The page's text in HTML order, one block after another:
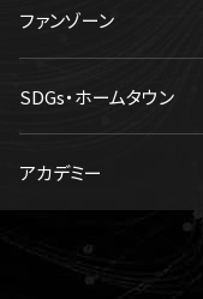
ファンゾーン
SDGs・ホームタウン
アカデミー